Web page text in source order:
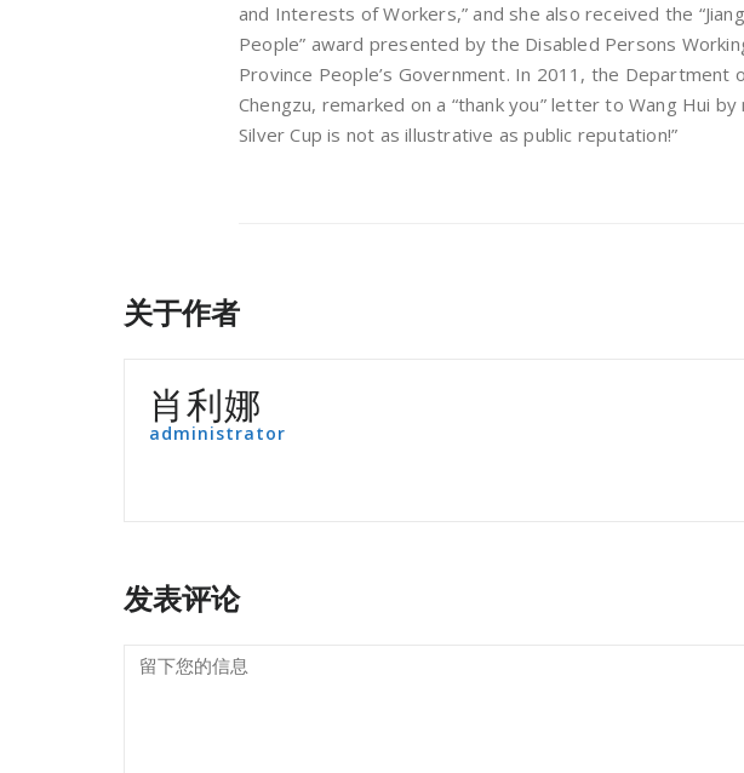
and Interests of Workers,” and she also received the
People” award presented by the Disabled Persons
Province People’s Government. In 2011, the Department
Chengzu, remarked on a “thank you” letter to Wang Hui
Silver Cup is not as illustrative as public reputation!”
关于作者
肖利娜
administrator
发表评论